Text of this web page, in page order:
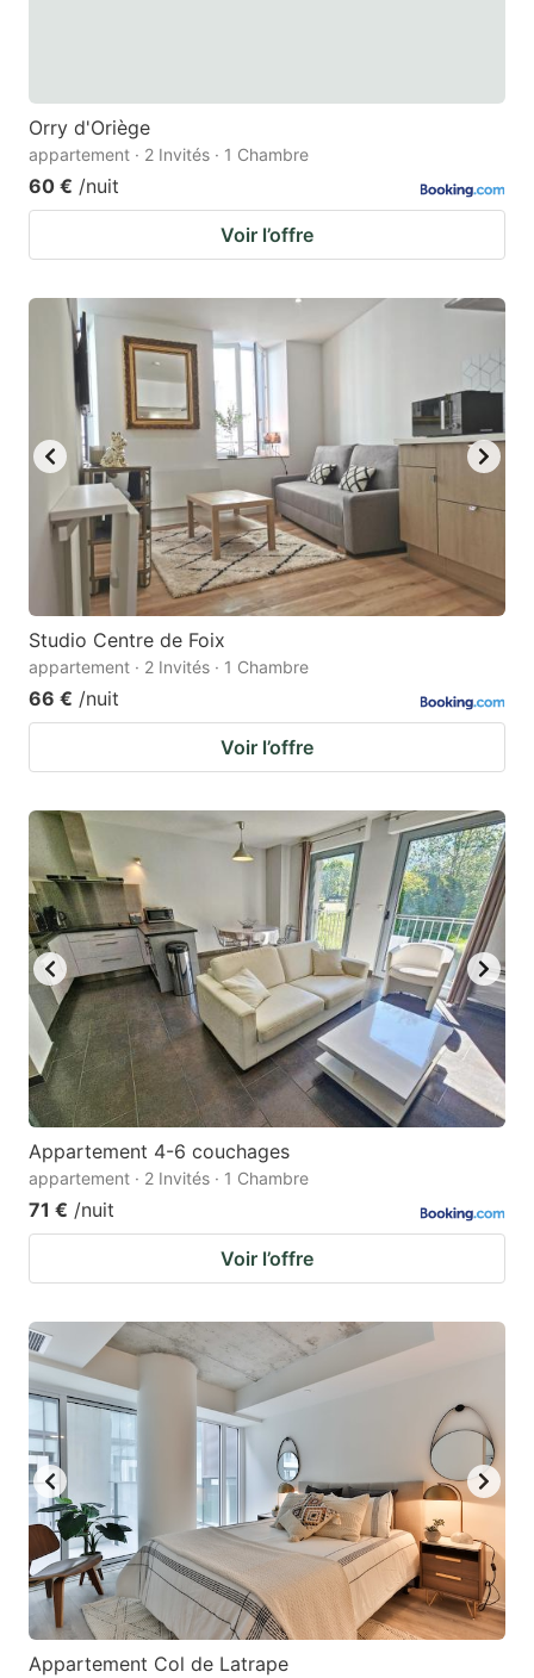
Orry d'Oriège
appartement · 2 Invités · 1 Chambre
60 € /nuit
Voir l’offre
Studio Centre de Foix
appartement · 2 Invités · 1 Chambre
66 € /nuit
Voir l’offre
Appartement 4-6 couchages
appartement · 2 Invités · 1 Chambre
71 € /nuit
Voir l’offre
Appartement Col de Latrape